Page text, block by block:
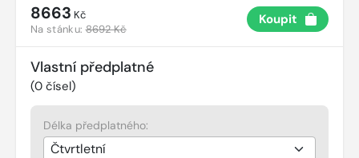
8663 Kč
Na stánku:8692 Kč
Koupit
Vlastní předplatné
(0 čísel)
Délka předplatného: